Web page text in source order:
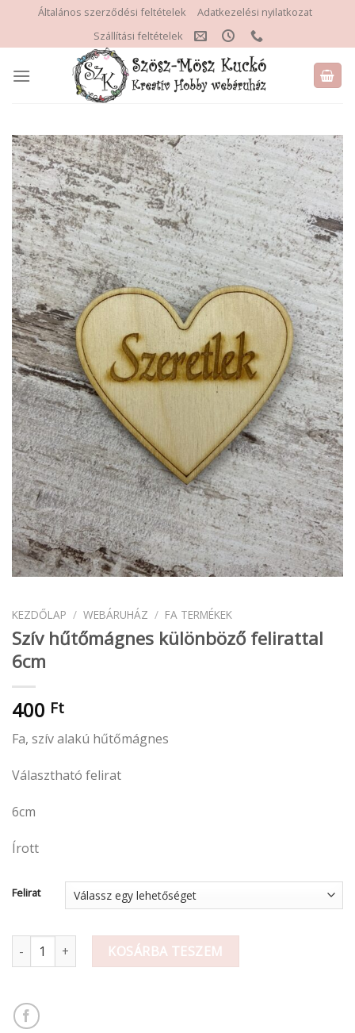
content
Általános szerződési feltételek
Adatkezelési nyilatkozat
Szállítási feltételek
KEZDŐLAP / WEBÁRUHÁZ / FA TERMÉKEK
Szív hűtőmágnes különböző felirattal
6cm
400 Ft
Fa, szív alakú hűtőmágnes
Választható felirat
6cm
Írott
Felirat
Szív hűtőmágnes különböző felirattal 6cm mennyiség
KOSÁRBA TESZEM